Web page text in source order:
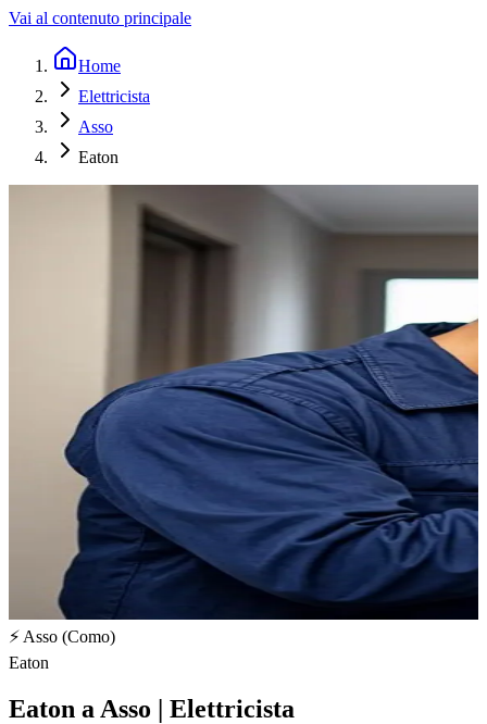
Vai al contenuto principale
Home
Elettricista
Asso
Eaton
⚡ Asso (Como)
Eaton
Eaton a Asso | Elettricista